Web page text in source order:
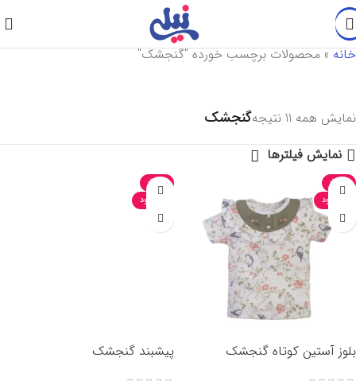
خانه»محصولات برچسب خورده "گنجشک"
نمایش همه 11 نتیجه گنجشک
نمایش فیلترها
-35%
ناموجود
بلوز آستین کوتاه گنجشک
-35%
ناموجود
پیشبند گنجشک